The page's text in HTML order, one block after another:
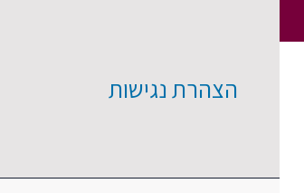
הצהרת נגישות